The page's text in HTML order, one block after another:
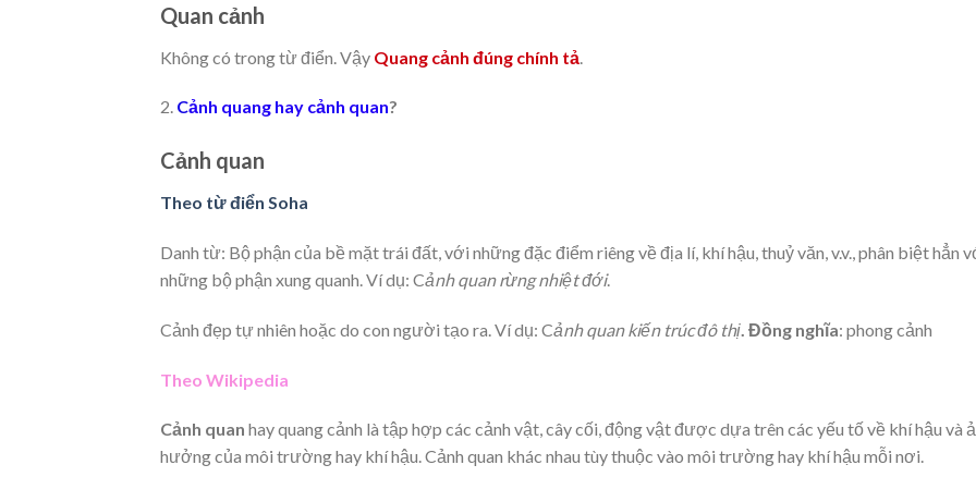
Quan cảnh
Không có trong từ điển. Vậy Quang cảnh đúng chính tả
2. Cảnh quang hay cảnh quan?
Cảnh quan
Theo từ điển Soha
Danh từ: Bộ phận của bề mặt trái đất, với những đặc điểm riêng về địa lí, khí hậu, thuỷ văn, v.v., phân biệt hẳn
những bộ phận xung quanh. Ví dụ: Cảnh quan rừng nhiệt đới.
Cảnh đẹp tự nhiên hoặc do con người tạo ra. Ví dụ: Cảnh quan kiến trúc đô thị. Đồng nghĩa: phong cảnh
Theo Wikipedia
Cảnh quan hay quang cảnh là tập hợp các cảnh vật, cây cối, động vật được dựa trên các yếu tố về khí hậu và
hưởng của môi trường hay khí hậu. Cảnh quan khác nhau tùy thuộc vào môi trường hay khí hậu mỗi nơi.